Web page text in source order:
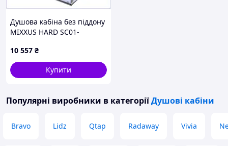
Душова кабіна без піддону
MIXXUS HARD SC01-
прозоре скло 5мм (MI6911),
H6C79493T5
10 557 ₴
Купити
Популярні виробники в категоріїДушові кабіни
Bravo Lidz Qtap Radaway Vivia